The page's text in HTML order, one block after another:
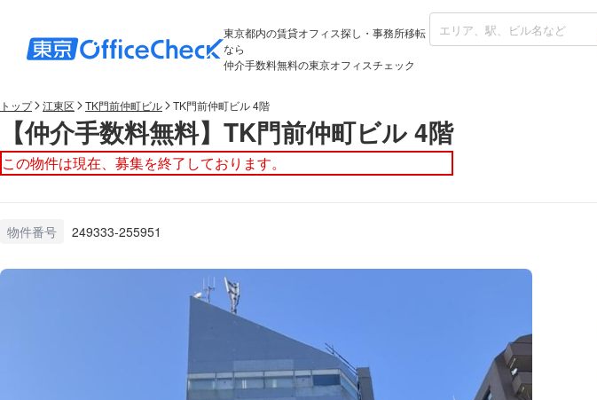
東京都内の賃貸オフィス探し・事務所移転
なら
仲介手数料無料の東京オフィスチェック
トップ 江東区 TK門前仲町ビル TK門前仲町ビル 4階
【仲介手数料無料】TK門前仲町ビル 4階
この物件は現在、募集を終了しております。
物件番号 249333-255951